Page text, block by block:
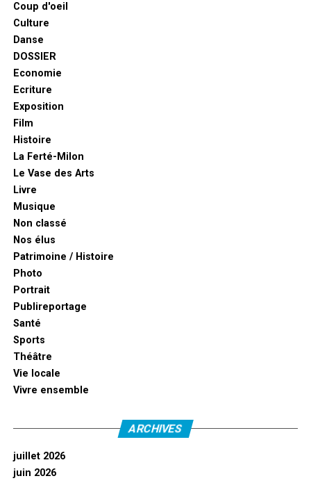
Coup d'oeil
Culture
Danse
DOSSIER
Economie
Ecriture
Exposition
Film
Histoire
La Ferté-Milon
Le Vase des Arts
Livre
Musique
Non classé
Nos élus
Patrimoine / Histoire
Photo
Portrait
Publireportage
Santé
Sports
Théâtre
Vie locale
Vivre ensemble
ARCHIVES
juillet 2026
juin 2026